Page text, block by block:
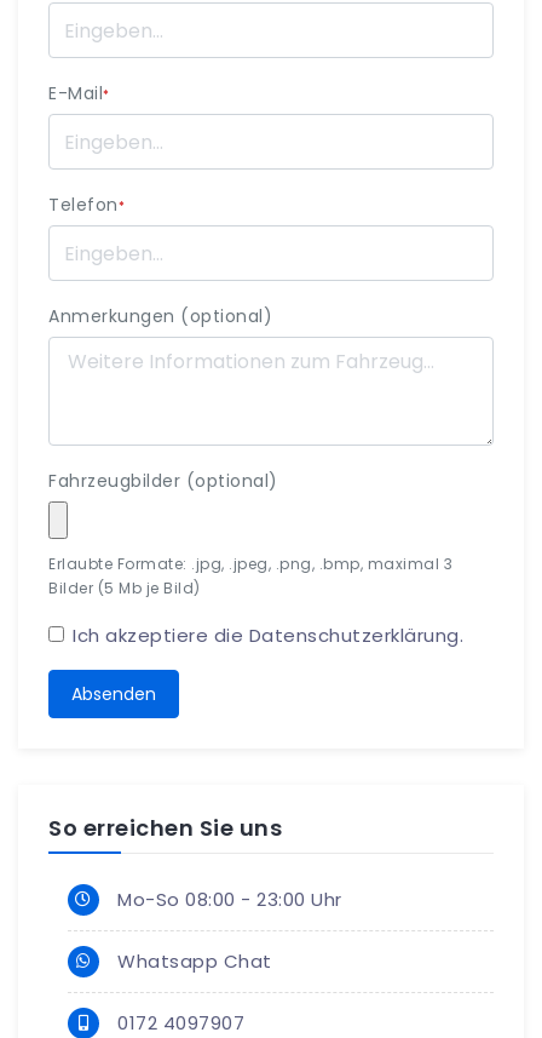
E-Mail*
Telefon*
Anmerkungen (optional)
Fahrzeugbilder (optional)
Erlaubte Formate: .jpg, .jpeg, .png, .bmp, maximal 3
Bilder (5 Mb je Bild)
Ich akzeptiere die Datenschutzerklärung.
Absenden
So erreichen Sie uns
Mo-So 08:00 - 23:00 Uhr
Whatsapp Chat
0172 4097907